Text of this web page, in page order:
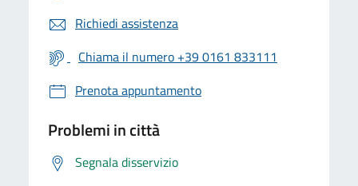
Richiedi assistenza
Chiama il numero +39 0161 833111
Prenota appuntamento
Problemi in città
Segnala disservizio